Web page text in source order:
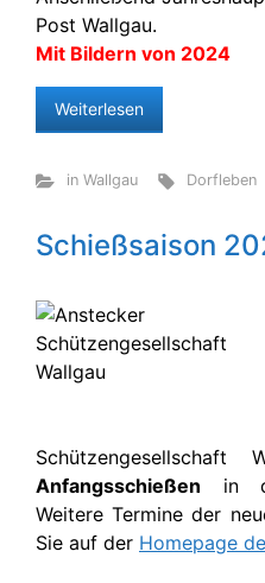
Post Wallgau.
Mit Bildern von 2024
Weiterlesen
in Wallgau Dorfleben
Schießsaison
Anfangsschießen in
Weitere Termine der
Sie auf der Homepage